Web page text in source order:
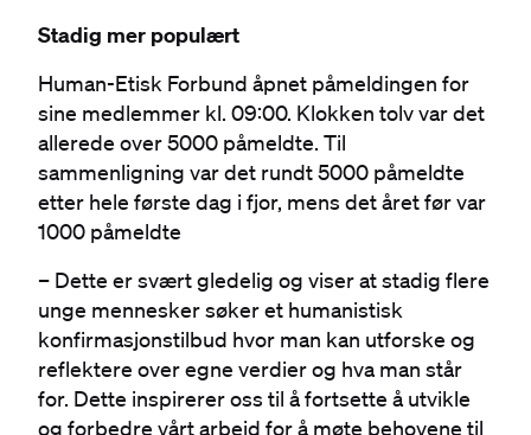
Stadig mer populært
Human-Etisk Forbund åpnet påmeldingen for
sine medlemmer kl. 09:00. Klokken tolv var det
allerede over 5000 påmeldte. Til
sammenligning var det rundt 5000 påmeldte
etter hele første dag i fjor, mens det året før var
1000 påmeldte
– Dette er svært gledelig og viser at stadig flere
unge mennesker søker et humanistisk
konfirmasjonstilbud hvor man kan utforske og
reflektere over egne verdier og hva man står
for. Dette inspirerer oss til å fortsette å utvikle
og forbedre vårt arbeid for å møte behovene til